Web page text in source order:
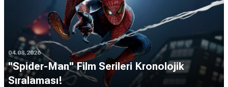
04.08.2026
''Spider-Man'' Film Serileri Kronolojik
Sıralaması!